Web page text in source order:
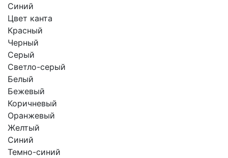
Синий
Цвет канта
Красный
Черный
Серый
Светло-серый
Белый
Бежевый
Коричневый
Оранжевый
Желтый
Синий
Темно-синий